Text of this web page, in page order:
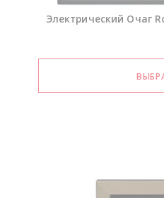
Электрический Очаг